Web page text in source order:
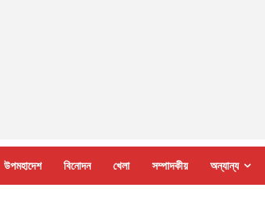
উপমহাদেশ বিনোদন খেলা সম্পাদকীয় অন্যান্য